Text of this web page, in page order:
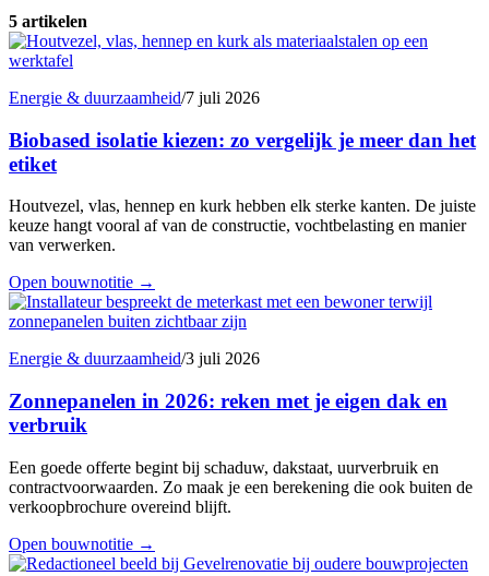
5 artikelen
Energie & duurzaamheid/7 juli 2026
Biobased isolatie kiezen: zo vergelijk je meer dan het
etiket
Houtvezel, vlas, hennep en kurk hebben elk sterke kanten. De juiste
keuze hangt vooral af van de constructie, vochtbelasting en manier
van verwerken.
Open bouwnotitie →
Energie & duurzaamheid/3 juli 2026
Zonnepanelen in 2026: reken met je eigen dak en
verbruik
Een goede offerte begint bij schaduw, dakstaat, uurverbruik en
contractvoorwaarden. Zo maak je een berekening die ook buiten de
verkoopbrochure overeind blijft.
Open bouwnotitie →